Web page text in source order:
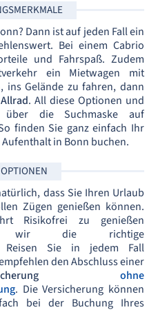
Dann ist auf jeden Fall ein
Bei einem Cabrio
und Fahrspaß. Zudem
ein Mietwagen mit
ins Gelände zu fahren, dann
Allrad. All diese Optionen und
die Suchmaske auf
finden Sie ganz einfach Ihr
in Bonn buchen.
dass Sie Ihren Urlaub
Zügen genießen können.
Risikofrei zu genießen
wir die richtige
Reisen Sie in jedem Fall
den Abschluss einer
ohne
. Die Versicherung können
bei der Buchung Ihres